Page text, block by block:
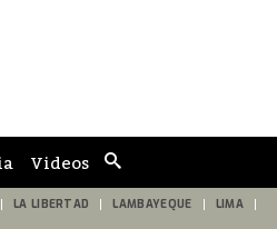
de
búsqueda
Videos
LA LIBERTAD LAMBAYEQUE LIMA